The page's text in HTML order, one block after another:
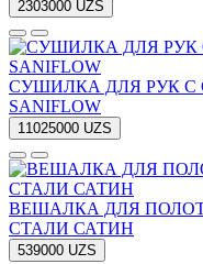
2303000 UZS
СУШИЛКА ДЛЯ РУК
SANIFLOW
11025000 UZS
ВЕШАЛКА ДЛЯ
СТАЛИ САТИН
539000 UZS